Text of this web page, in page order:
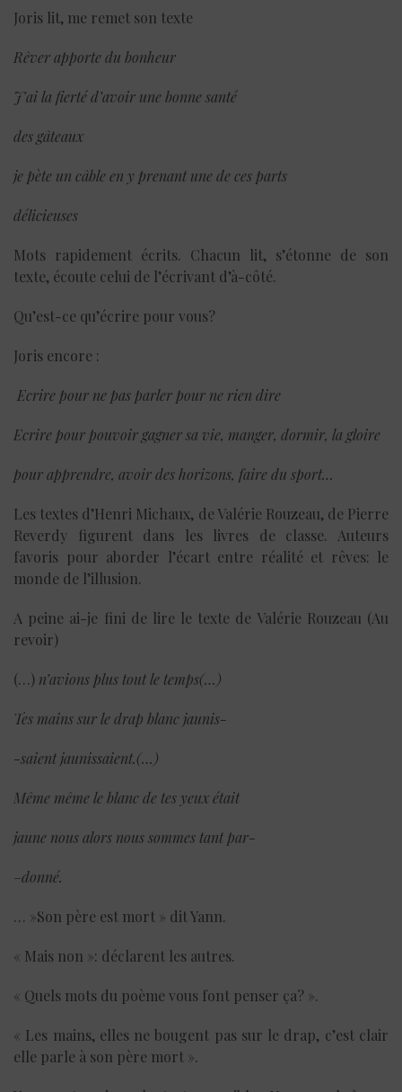
Joris lit, me remet son texte
Rêver apporte du bonheur
J’ai la fierté d’avoir une bonne santé
des gâteaux
je pète un câble en y prenant une de ces parts
délicieuses
Mots rapidement écrits. Chacun lit, s’étonne de son
texte, écoute celui de l’écrivant d’à-côté.
Qu’est-ce qu’écrire pour vous?
Joris encore :
Ecrire pour ne pas parler pour ne rien dire
Ecrire pour pouvoir gagner sa vie, manger, dormir, la gloire
pour apprendre, avoir des horizons, faire du sport…
Les textes d’Henri Michaux, de Valérie Rouzeau, de Pierre
Reverdy figurent dans les livres de classe. Auteurs
favoris pour aborder l’écart entre réalité et rêves: le
monde de l’illusion.
A peine ai-je fini de lire le texte de Valérie Rouzeau (Au
revoir)
(…) n’avions plus tout le temps(…)
Tes mains sur le drap blanc jaunis-
-saient jaunissaient.(…)
Même même le blanc de tes yeux était
jaune nous alors nous sommes tant par-
–donné.
… »Son père est mort » dit Yann.
« Mais non »: déclarent les autres.
« Quels mots du poème vous font penser ça? ».
« Les mains, elles ne bougent pas sur le drap, c’est clair
elle parle à son père mort ».